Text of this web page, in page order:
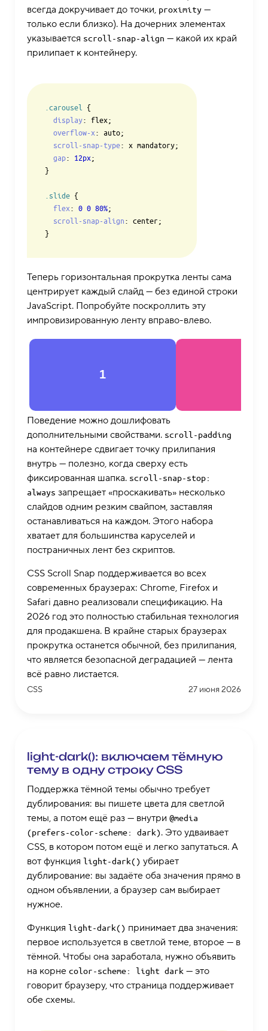
всегда докручивает до точки, proximity —
только если близко). На дочерних элементах
указывается scroll-snap-align — какой их край
прилипает к контейнеру.
.carousel
{
display: flex;
overflow-x : auto;
scroll-snap-type: x mandatory;
gap: 12px;
}
.slide {
flex : 0 0 80%;
scroll-snap-align : center;
Теперь горизонтальная прокрутка ленты сама
центрирует каждый слайд — без единой строки
JavaScript. Попробуйте поскроллить эту
импровизированную ленту вправо-влево.
1
Поведение можно дошлифовать
дополнительными свойствами. scroll-padding
на контейнере сдвигает точку прилипания
внутрь — полезно, когда сверху есть
фиксированная шапка. scroll-snap-stop:
always запрещает «проскакивать» несколько
слайдов одним резким свайпом, заставляя
останавливаться на каждом. Этого набора
хватает для большинства каруселей и
постраничных лент без скриптов.
CSS Scroll Snap поддерживается во всех
современных браузерах: Chrome, Firefox и
Safari давно реализовали спецификацию. На
2026 год это полностью стабильная технология
для продакшена. В крайне старых браузерах
прокрутка останется обычной, без прилипания,
что является безопасной деградацией — лента
всё равно листается.
CSS 27 июня 2026
light-dark(): включаем тёмную
тему в одну строку CSS
Поддержка тёмной темы обычно требует
дублирования: вы пишете цвета для светлой
темы, а потом ещё раз — внутри @media
(prefers-color-scheme: dark). Это удваивает
CSS, в котором потом ещё и легко запутаться. А
вот функция light-dark() убирает
дублирование: вы задаёте оба значения прямо в
одном объявлении, а браузер сам выбирает
нужное.
Функция light-dark() принимает два значения:
первое используется в светлой теме, второе — в
тёмной. Чтобы она заработала, нужно объявить
на корне color-scheme: light dark — это
говорит браузеру, что страница поддерживает
обе схемы.